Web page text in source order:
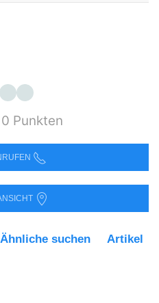
Punkten
Ähnliche suchen Artikel